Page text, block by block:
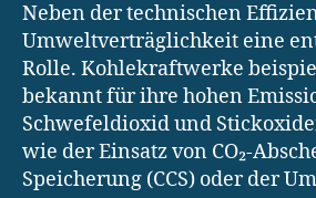
Neben der technischen
Umweltverträglichkeit eine
Rolle. Kohlekraftwerke
bekannt für ihre hohen
Schwefeldioxid und
wie der Einsatz von CO₂-
Speicherung (CCS) oder der